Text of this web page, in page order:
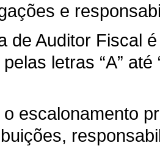
e
de Auditor Fiscal
letras “A”
escalonamento